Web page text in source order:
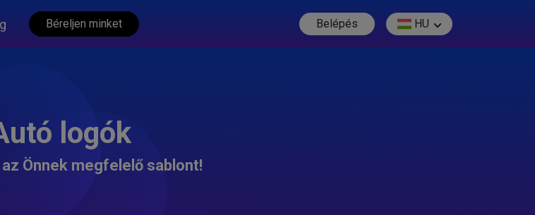
Béreljen minket Belépés HU
logók
Önnek megfelelő sablont!